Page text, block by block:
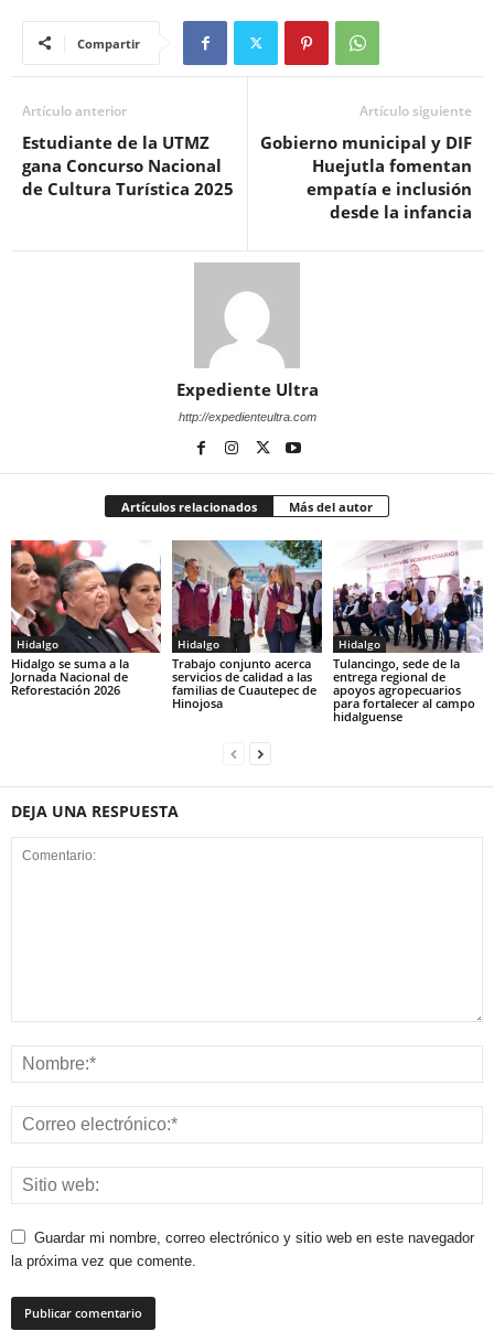
Compartir
Artículo anterior
Estudiante de la UTMZ
gana Concurso Nacional
de Cultura Turística 2025
Artículo siguiente
Gobierno municipal y DIF
Huejutla fomentan
empatía e inclusión
desde la infancia
Expediente Ultra
http://expedienteultra.com
Artículos relacionados Más del autor
Hidalgo
Hidalgo se suma a la
Jornada Nacional de
Reforestación 2026
Hidalgo
Trabajo conjunto acerca
servicios de calidad a las
familias de Cuautepec de
Hinojosa
Hidalgo
Tulancingo, sede de la
entrega regional de
apoyos agropecuarios
para fortalecer al campo
hidalguense
DEJA UNA RESPUESTA
Guardar mi nombre, correo electrónico y sitio web en este navegador
la próxima vez que comente.